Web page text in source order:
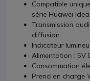
Compatible
série Huawei
Transmission
diffusion
Indicateur
Alimentation : 5V
Consommation
Prend en charge